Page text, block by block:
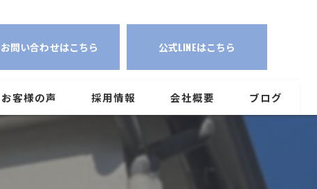
お問い合わせはこちら 公式LINEはこちら
お客様の声 採用情報 会社概要 ブログ